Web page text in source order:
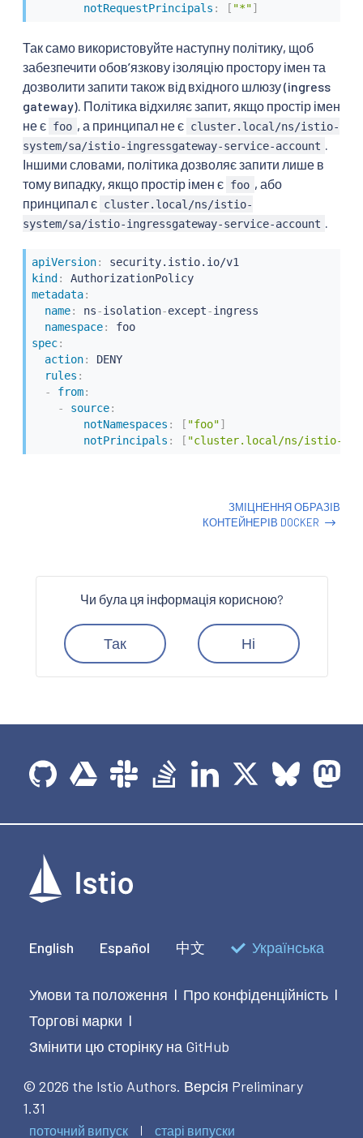
notRequestPrincipals : [ "*"]
Так само використовуйте наступну політику, щоб
забезпечити обовʼязкову ізоляцію простору імен та
дозволити запити також від вхідного шлюзу (ingress
gateway). Політика відхиляє запит, якщо простір імен
не є foo , а принципал не є cluster.local/ns/istio-
system/sa/istio-ingressgateway-service-account
Іншими словами, політика дозволяє запити лише в
тому випадку, якщо простір імен є foo , або
принципал є cluster.local/ns/istio-
system/sa/istio-ingressgateway-service-account
apiVersion:
security.istio.io/v1
kind :
AuthorizationPolicy
metadata:
name: ns-isolation-except-ingress
namespace:
foo
spec:
action:
DENY
rules :
-
from:
-
source:
notNamespaces : [ "foo"]
notPrincipals : [ "cluster.local/ns/istio-
ЗМІЦНЕННЯ ОБРАЗІВ
КОНТЕЙНЕРІВ DOCKER
Чи була ця інформація корисною?
Так Ні
English Español 中文 Українська
Умови та положення | Про конфіденційність |
Торгові марки |
Змінити цю сторінку на GitHub
© 2026 the Istio Authors. Версія Preliminary
1.31
поточний випуск старі випуски